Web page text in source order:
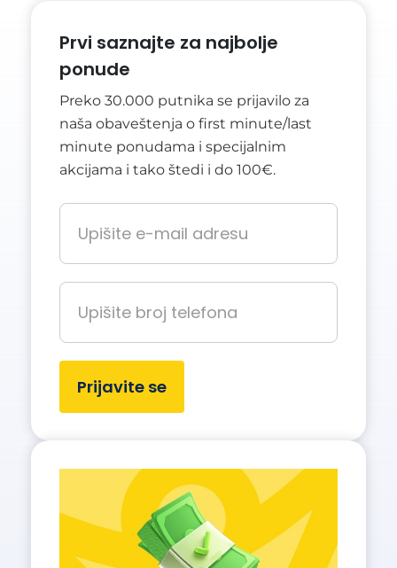
Prvi saznajte za najbolje
ponude
Preko 30.000 putnika se prijavilo za
naša obaveštenja o first minute/last
minute ponudama i specijalnim
akcijama i tako štedi i do 100€.